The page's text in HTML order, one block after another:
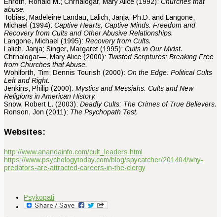
abuse.
Tobias, Madeleine Landau; Lalich, Janja, Ph.D. and Langone,
Michael (1994): Captive Hearts, Captive Minds: Freedom and
Recovery from Cults and Other Abusive Relationships.
Langone, Michael (1995): Recovery from Cults.
Lalich, Janja; Singer, Margaret (1995): Cults in Our Midst.
Chrnalogar—, Mary Alice (2000): Twisted Scriptures: Breaking Free
from Churches that Abuse.
Wohlforth, Tim; Dennis Tourish (2000): On the Edge: Political Cults
Left and Right.
Jenkins, Philip (2000): Mystics and Messiahs: Cults and New
Religions in American History.
Snow, Robert L. (2003): Deadly Cults: The Crimes of True Believers.
Ronson, Jon (2011): The Psychopath Test.
Websites:
http://www.anandainfo.com/cult_leaders.html
https://www.psychologytoday.com/blog/spycatcher/201404/why-
predators-are-attracted-careers-in-the-clergy
Psykopati